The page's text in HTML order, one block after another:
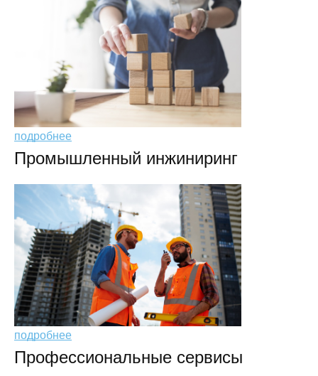
подробнее
Промышленный инжиниринг
подробнее
Профессиональные сервисы